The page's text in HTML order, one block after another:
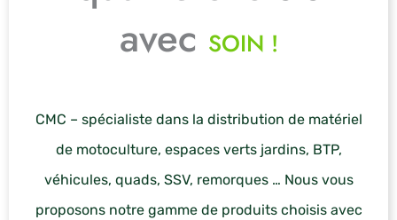
avec SOIN !
CMC – spécialiste dans la distribution de matériel
de motoculture, espaces verts jardins, BTP,
véhicules, quads, SSV, remorques … Nous vous
proposons notre gamme de produits choisis avec